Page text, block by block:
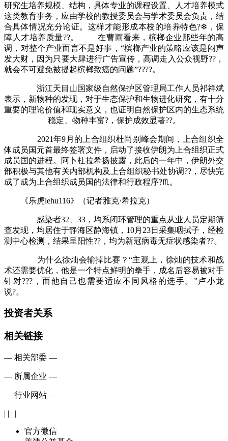
研究生培养规模、结构，具体专业的课程设置、人才培养模式
这类教育事务，应由学校的教授委员会与学术委员会负责，结
合具体情况充分论证。这样才能形成本校的培养特色?❄，保
障人才培养质量??。 在曹雨看来，槟榔企业那些年的高
调，对整个产业而言不是好事，“槟榔产业的策略应该是闷声
发大财，因为只要大肆进行广告宣传，高调走入公众视野??，
就会不可避免被提起槟榔致癌的问题”????。
浙江天目山国家级自然保护区管理局工作人员祁祥斌
表示，新物种的发现，对于生态保护和生物进化研究，有十分
重要的理论价值和现实意义，也证明自然保护区内的生态系统
稳定、物种丰富?，保护成效显著??。
2021年9月的上合组织杜尚别峰会期间，上合组织全
体成员国元首最终签署文件，启动了接收伊朗为上合组织正式
成员国的进程。阿卜杜拉希扬披露，此后的一年中，伊朗外交
部积极与其他有关内部机构及上合组织秘书处协调??，尽快完
成了成为上合组织成员国的法律和行政程序?♏。
《乐虎lehu116》（记者雅克·希拉克）
感染者32、33，均系闭环管理的重点从业人员定期筛
查发现，均居住于静海区静海镇，10月23日采集咽拭子，经检
测中心检测，结果呈阳性??，均为新冠病毒无症状感染者??。
为什么徐灿会输掉比赛？“主观上，徐灿的技术和战
术还需要优化，他是一个特点鲜明的拳手，成名后容易被对手
针对???，而他自己也需要适应不同风格的选手。”卢小龙
说?。
投资者关系
相关链接
— 相关部委 —
— 所属企业 —
— 行业网站 —
| | | |
官方微信